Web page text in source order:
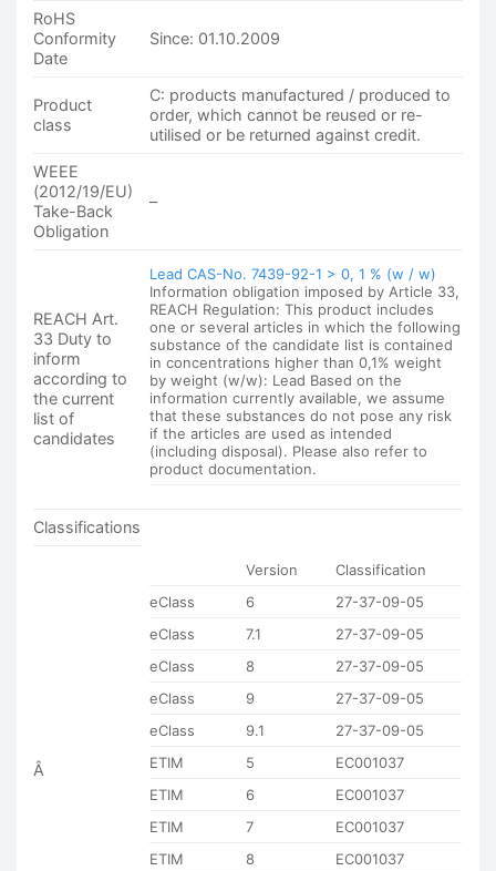
RoHS
Conformity
Date
Since: 01.10.2009
Product
class
C: products manufactured / produced to
order, which cannot be reused or re-
utilised or be returned against credit.
WEEE
(2012/19/EU)
Take-Back
Obligation
–
REACH Art.
33 Duty to
inform
according to
the current
list of
candidates
Lead CAS-No. 7439-92-1 > 0, 1 % (w / w)
Information obligation imposed by Article 33,
REACH Regulation: This product includes
one or several articles in which the following
substance of the candidate list is contained
in concentrations higher than 0,1% weight
by weight (w/w): Lead Based on the
information currently available, we assume
that these substances do not pose any risk
if the articles are used as intended
(including disposal). Please also refer to
product documentation.
Classifications
Â
Version
Classification
eClass
6
27-37-09-05
eClass
7.1
27-37-09-05
eClass
8
27-37-09-05
eClass
9
27-37-09-05
eClass
9.1
27-37-09-05
ETIM
5
EC001037
ETIM
6
EC001037
ETIM
7
EC001037
ETIM
8
EC001037